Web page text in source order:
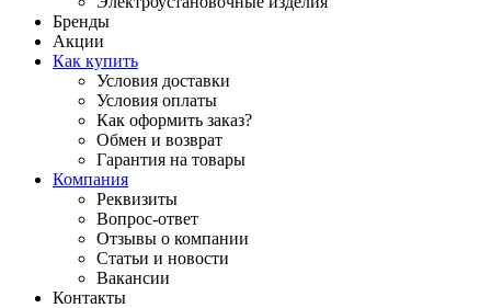
Бренды
Акции
Как купить
Условия доставки
Условия оплаты
Как оформить заказ?
Обмен и возврат
Гарантия на товары
Компания
Реквизиты
Вопрос-ответ
Отзывы о компании
Статьи и новости
Вакансии
Контакты